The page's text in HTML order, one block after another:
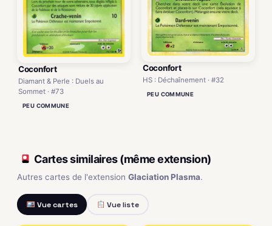
Coconfort
Diamant & Perle : Duels au
Sommet · #73
PEU COMMUNE
Coconfort
HS : Déchaînement · #32
PEU COMMUNE
Cartes similaires (même extension)
Autres cartes de l'extension Glaciation Plasma.
Vue cartes Vue liste